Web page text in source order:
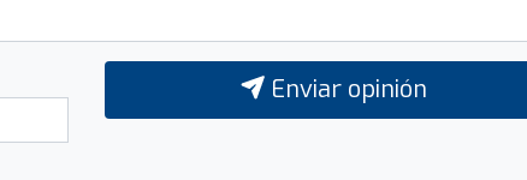
Enviar opinión